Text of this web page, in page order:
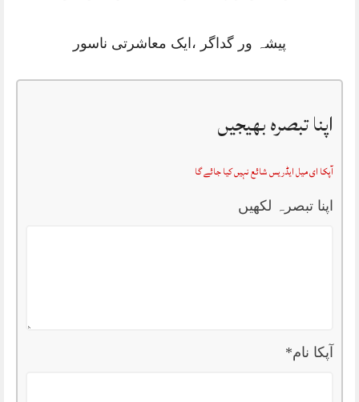
پیشہ ور گداگر ،ایک معاشرتی ناسور
اپنا تبصرہ بھیجیں
آپکا ای میل ایڈریس شائع نہیں کیا جائے گا
اپنا تبصرہ لکھیں
آپکا نام*